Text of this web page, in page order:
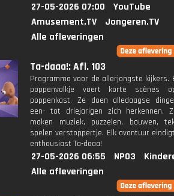
27-05-2026 07:00
YouTube
Amusement.TV
Jongeren.TV
Alle afleveringen
Ta-daaa!: Afl. 103
Programma voor de allerjongste kijkers.
poppenvolkje voert korte scènes
poppenkast. Ze doen alledaagse
een- tot driejarigen zich herkennen.
maken muziek, puzzelen, bouwen,
spelen verstoppertje. Elk avontuur
enthousiast Ta-daaa!
27-05-2026 06:55 NPO3
Alle afleveringen